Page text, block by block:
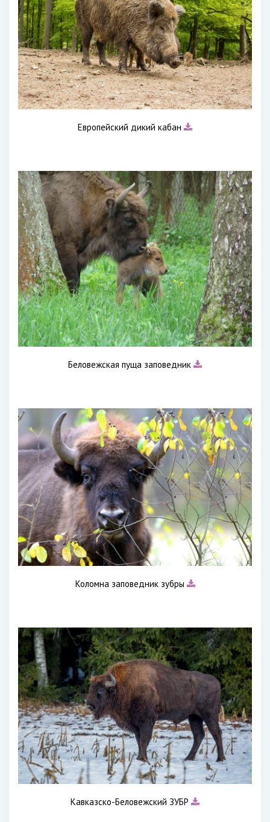
Европейский дикий кабан
Беловежская пуща заповедник
Коломна заповедник зубры
Кавказско-Беловежский ЗУБР